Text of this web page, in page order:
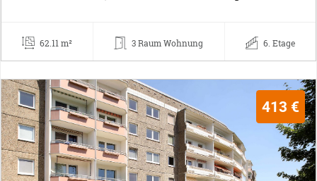
62.11 m² 3 Raum Wohnung 6. Etage
413 €